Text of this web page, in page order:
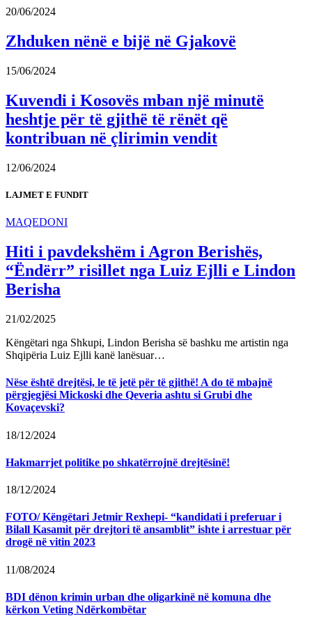
20/06/2024
Zhduken nënë e bijë në Gjakovë
15/06/2024
Kuvendi i Kosovës mban një minutë
heshtje për të gjithë të rënët që
kontribuan në çlirimin vendit
12/06/2024
LAJMET E FUNDIT
MAQEDONI
Hiti i pavdekshëm i Agron Berishës,
“Ëndërr” risillet nga Luiz Ejlli e Lindon
Berisha
21/02/2025
Këngëtari nga Shkupi, Lindon Berisha së bashku me artistin nga
Shqipëria Luiz Ejlli kanë lanësuar…
Nëse është drejtësi, le të jetë për të gjithë! A do të mbajnë
përgjegjësi Mickoski dhe Qeveria ashtu si Grubi dhe
Kovaçevski?
18/12/2024
Hakmarrjet politike po shkatërrojnë drejtësinë!
18/12/2024
FOTO/ Këngëtari Jetmir Rexhepi- “kandidati i preferuar i
Bilall Kasamit për drejtori të ansamblit” ishte i arrestuar për
drogë në vitin 2023
11/08/2024
BDI dënon krimin urban dhe oligarkinë në komuna dhe
kërkon Veting Ndërkombëtar